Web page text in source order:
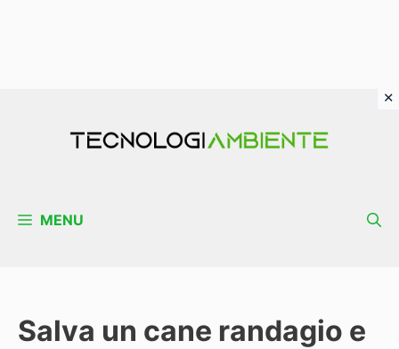
MENU
Salva un cane randagio e